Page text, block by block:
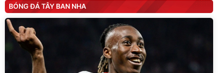
BÓNG ĐÁ TÂY BAN NHA